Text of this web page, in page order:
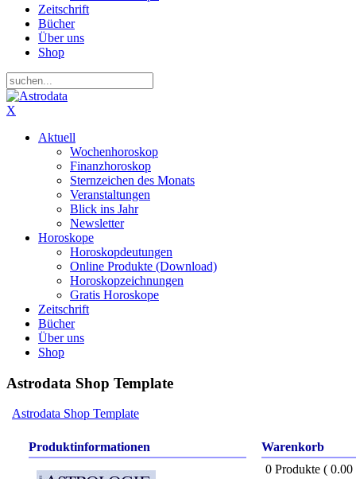
Zeitschrift
Bücher
Über uns
Shop
X
Aktuell
Wochenhoroskop
Finanzhoroskop
Sternzeichen des Monats
Veranstaltungen
Blick ins Jahr
Newsletter
Horoskope
Horoskopdeutungen
Online Produkte (Download)
Horoskopzeichnungen
Gratis Horoskope
Zeitschrift
Bücher
Über uns
Shop
Astrodata Shop Template
Astrodata Shop Template
Produktinformationen
Warenkorb
0 Produkte (